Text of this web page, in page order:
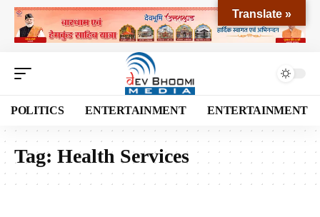
POLITICS ENTERTAINMENT ENTERTAINMENT
Tag: Health Services
Translate »